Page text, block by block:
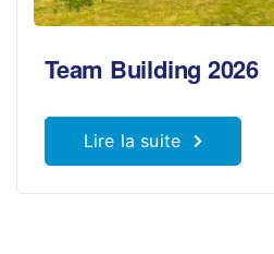
Team Building 2026
Lire la suite